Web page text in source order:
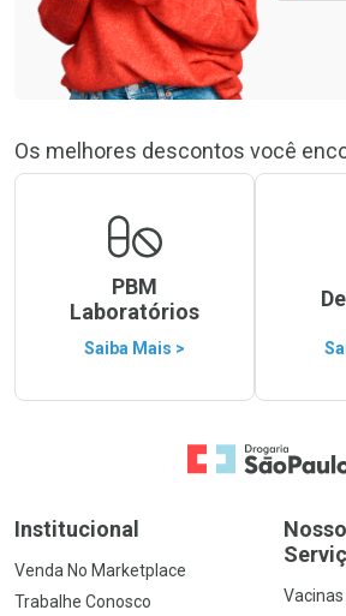
Os melhores descontos você
PBM
Laboratórios
Saiba Mais >
Ir para a Home
Institucional
Venda No Marketplace
Trabalhe Conosco
Vacinas